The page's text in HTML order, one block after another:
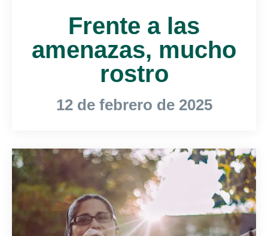
Frente a las
amenazas, mucho
rostro
12 de febrero de 2025